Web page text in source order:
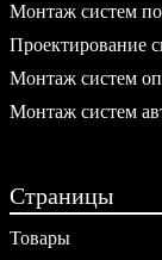
Монтаж систем
Проектирование
Монтаж систем
Монтаж систем
Страницы
Товары